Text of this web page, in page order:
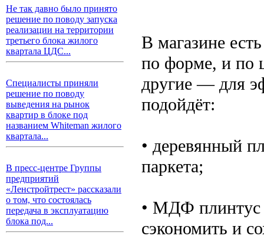
Не так давно было принято
решение по поводу запуска
реализации на территории
третьего блока жилого
квартала ЦДС...
Специалисты приняли
решение по поводу
выведения на рынок
квартир в блоке под
названием Whiteman жилого
квартала...
В пресс-центре Группы
предприятий
«Ленстройтрест» рассказали
о том, что состоялась
передача в эксплуатацию
блока под...
В магазине
по форме, и по
другие — для
подойдёт:
• деревянный
паркета;
• МДФ плинтус
сэкономить и